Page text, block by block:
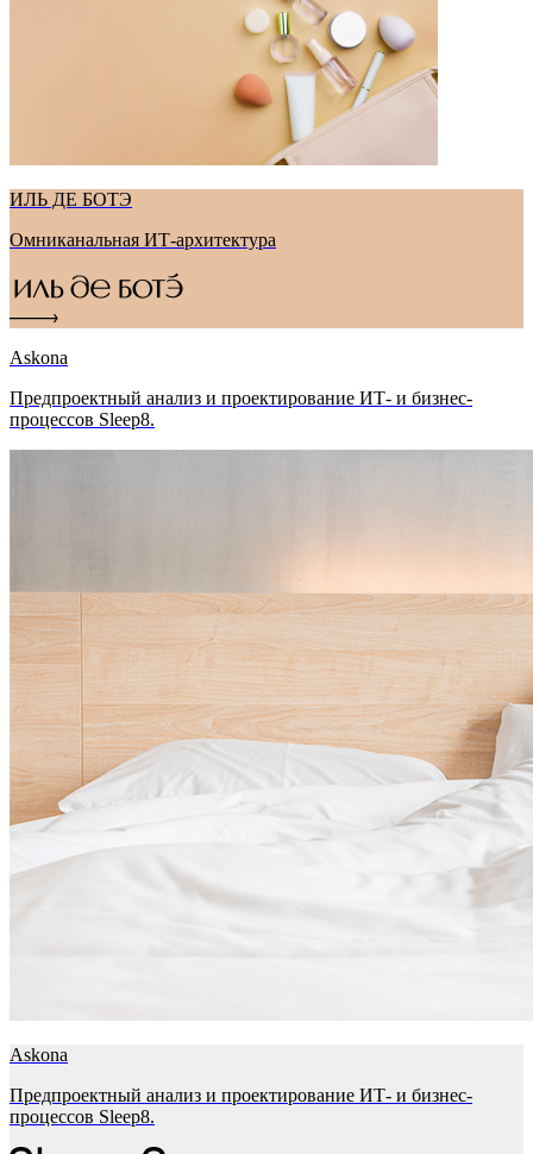
ИЛЬ ДЕ БОТЭ
Омниканальная ИТ-архитектура
Askona
Предпроектный анализ и проектирование ИТ- и бизнес-
процессов Sleep8.
Askona
Предпроектный анализ и проектирование ИТ- и бизнес-
процессов Sleep8.